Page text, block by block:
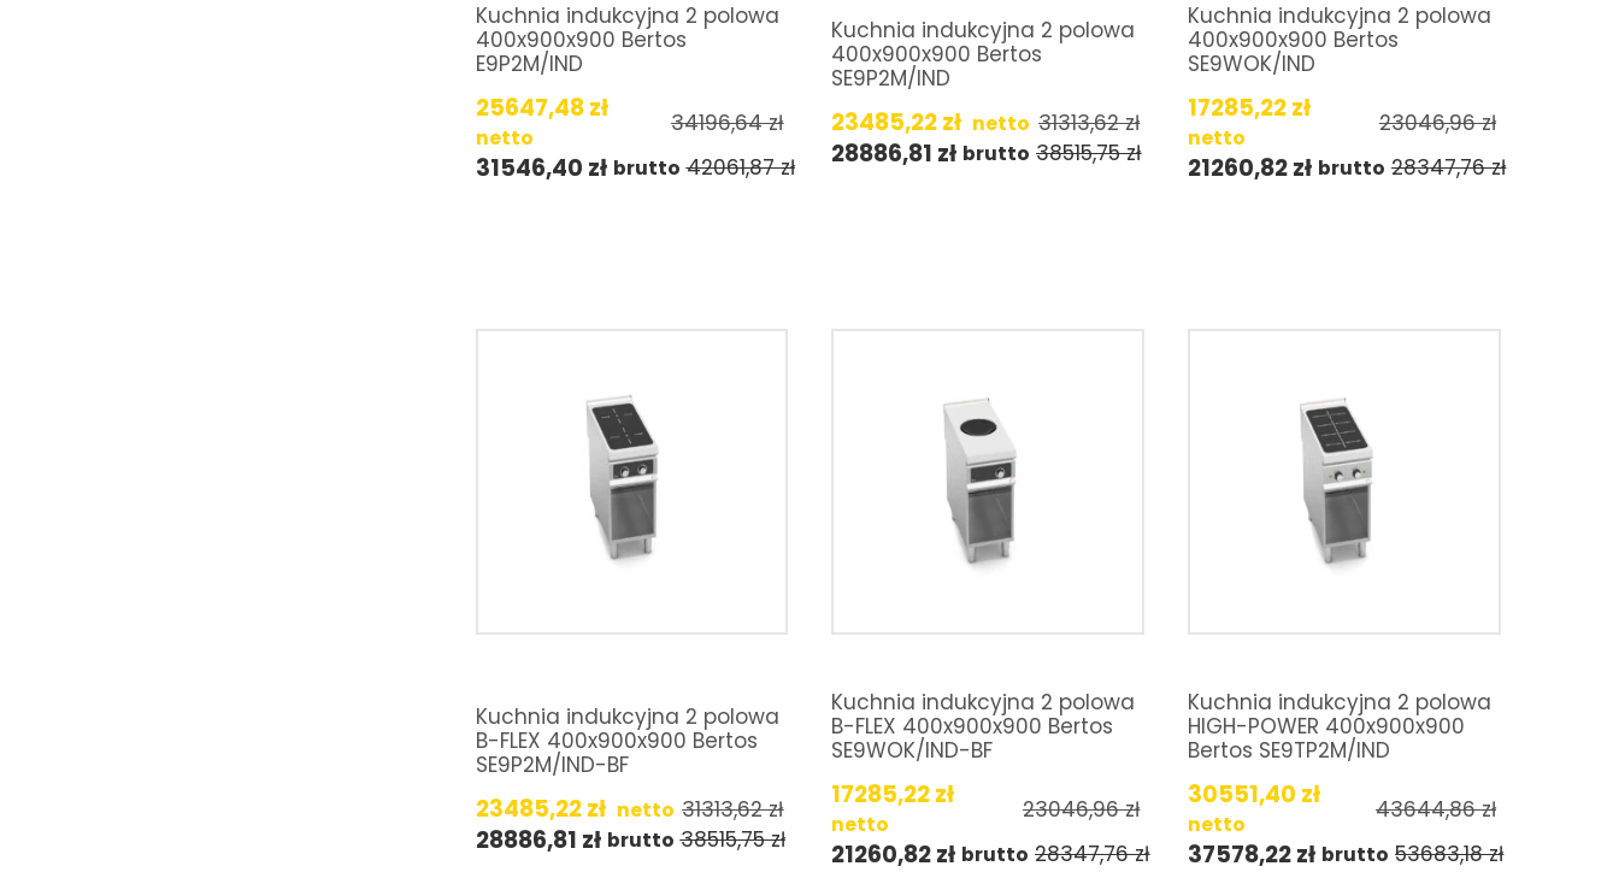
Kuchnia indukcyjna 2 polowa
400x900x900 Bertos
E9P2M/IND
25647,48zł
netto
34196,64zł
31546,40 zł brutto 42061,87zł
Kuchnia indukcyjna 2 polowa
400x900x900 Bertos
SE9P2M/IND
23485,22zł netto 31313,62zł
28886,81 zł brutto 38515,75zł
Kuchnia indukcyjna 2 polowa
400x900x900 Bertos
SE9WOK/IND
17285,22zł
netto
23046,96zł
21260,82zł brutto 28347,76zł
Kuchnia indukcyjna 2 polowa
B-FLEX 400x900x900 Bertos
SE9P2M/IND-BF
23485,22zł netto 31313,62zł
28886,81 zł brutto 38515,75zł
Kuchnia indukcyjna 2 polowa
B-FLEX 400x900x900 Bertos
SE9WOK/IND-BF
17285,22zł
netto
23046,96zł
21260,82zł brutto 28347,76zł
Kuchnia indukcyjna 2 polowa
HIGH-POWER 400x900x900
Bertos SE9TP2M/IND
30551,40 zł
netto
43644,86zł
37578,22zł brutto 53683,18zł